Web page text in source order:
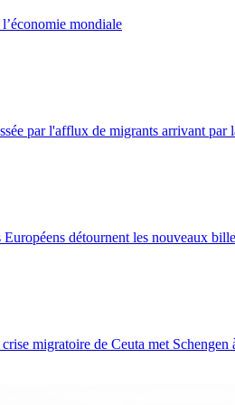
mondiale
par l'afflux de migrants arrivant par
Européens détournent les nouveaux
migratoire de Ceuta met Schengen